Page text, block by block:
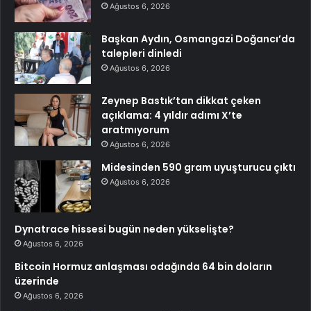
Ağustos 6, 2026
Başkan Aydın, Osmangazi Doğancı’da
talepleri dinledi
Ağustos 6, 2026
Zeynep Bastık’tan dikkat çeken
açıklama: 4 yıldır adımı X’te
aratmıyorum
Ağustos 6, 2026
Midesinden 590 gram uyuşturucu çıktı
Ağustos 6, 2026
Dynatrace hissesi bugün neden yükselişte?
Ağustos 6, 2026
Bitcoin Hormuz anlaşması odağında 64 bin doların
üzerinde
Ağustos 6, 2026